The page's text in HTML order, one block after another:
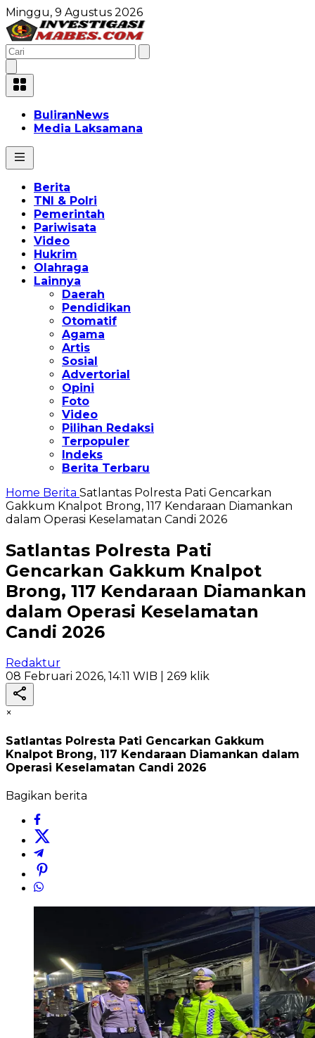
Minggu, 9 Agustus 2026
BuliranNews
Media Laksamana
Berita
TNI & Polri
Pemerintah
Pariwisata
Video
Hukrim
Olahraga
Lainnya
Daerah
Pendidikan
Otomatif
Agama
Artis
Sosial
Advertorial
Opini
Foto
Video
Pilihan Redaksi
Terpopuler
Indeks
Berita Terbaru
Home Berita Satlantas Polresta Pati Gencarkan
Gakkum Knalpot Brong, 117 Kendaraan Diamankan
dalam Operasi Keselamatan Candi 2026
Satlantas Polresta Pati
Gencarkan Gakkum Knalpot
Brong, 117 Kendaraan Diamankan
dalam Operasi Keselamatan
Candi 2026
Redaktur
08 Februari 2026, 14:11 WIB | 269 klik
×
Satlantas Polresta Pati Gencarkan Gakkum
Knalpot Brong, 117 Kendaraan Diamankan dalam
Operasi Keselamatan Candi 2026
Bagikan berita